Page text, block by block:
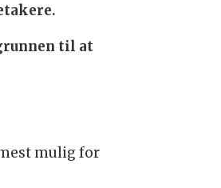
til at
mulig for